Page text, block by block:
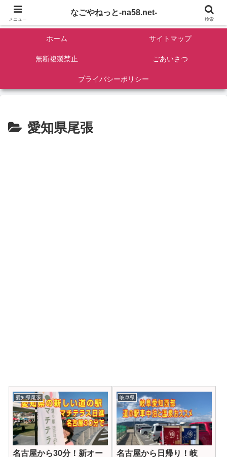
名古屋を中心に全国観光名所紹介/バンコンDIY/ゴロマル・よっちゃん夫婦のド
ホーム サイトマップ
無断複製禁止 ごあいさつ
プライバシーポリシー
愛知県尾張
愛知県尾張
名古屋から30分！新オー
岐阜県
名古屋から日帰り！岐
メニュー
なごやねっと-na58.net-
検索